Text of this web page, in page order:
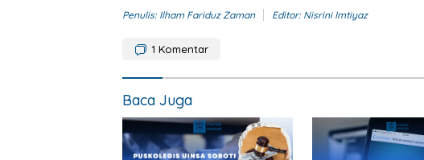
Penulis: Ilham Fariduz Zaman Editor: Nisrini Imtiyaz
1 Komentar
Baca Juga